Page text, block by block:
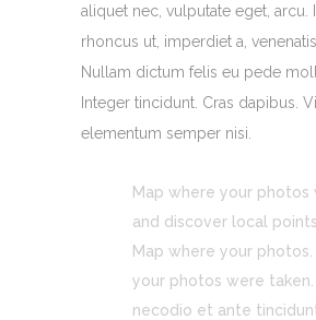
aliquet nec, vulputate eget, arcu.
rhoncus ut, imperdiet a,
Nullam dictum felis eu pede
Integer tincidunt. Cras dapibus.
elementum semper nisi.
Map where your photos
and discover local
Map where your
your photos were taken.
necodio et ante